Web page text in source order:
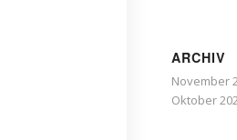
ARCHIV
November
Oktober